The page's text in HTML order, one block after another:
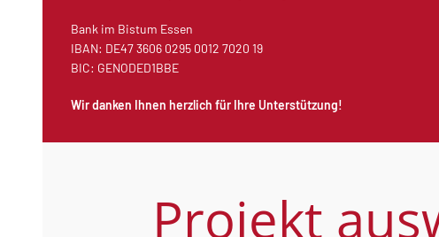
Bank im Bistum Essen
IBAN: DE47 3606 0295 0012 7020 19
BIC: GENODED1BBE
Wir danken Ihnen herzlich für Ihre Unterstützung!